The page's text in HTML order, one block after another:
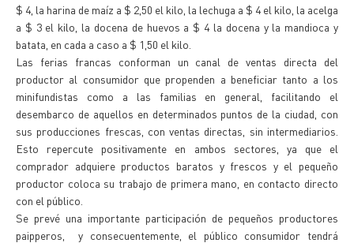
$ 4, la harina de maíz a $ 2,50 el kilo, la lechuga a $ 4 el kilo, la acelga
a $ 3 el kilo, la docena de huevos a $ 4 la docena y la mandioca y
batata, en cada a caso a $ 1,50 el kilo.
Las ferias francas conforman un canal de ventas directa del
productor al consumidor que propenden a beneficiar tanto a los
minifundistas como a las familias en general, facilitando el
desembarco de aquellos en determinados puntos de la ciudad, con
sus producciones frescas, con ventas directas, sin intermediarios.
Esto repercute positivamente en ambos sectores, ya que el
comprador adquiere productos baratos y frescos y el pequeño
productor coloca su trabajo de primera mano, en contacto directo
con el público.
Se prevé una importante participación de pequeños productores
paipperos, y consecuentemente, el público consumidor tendrá